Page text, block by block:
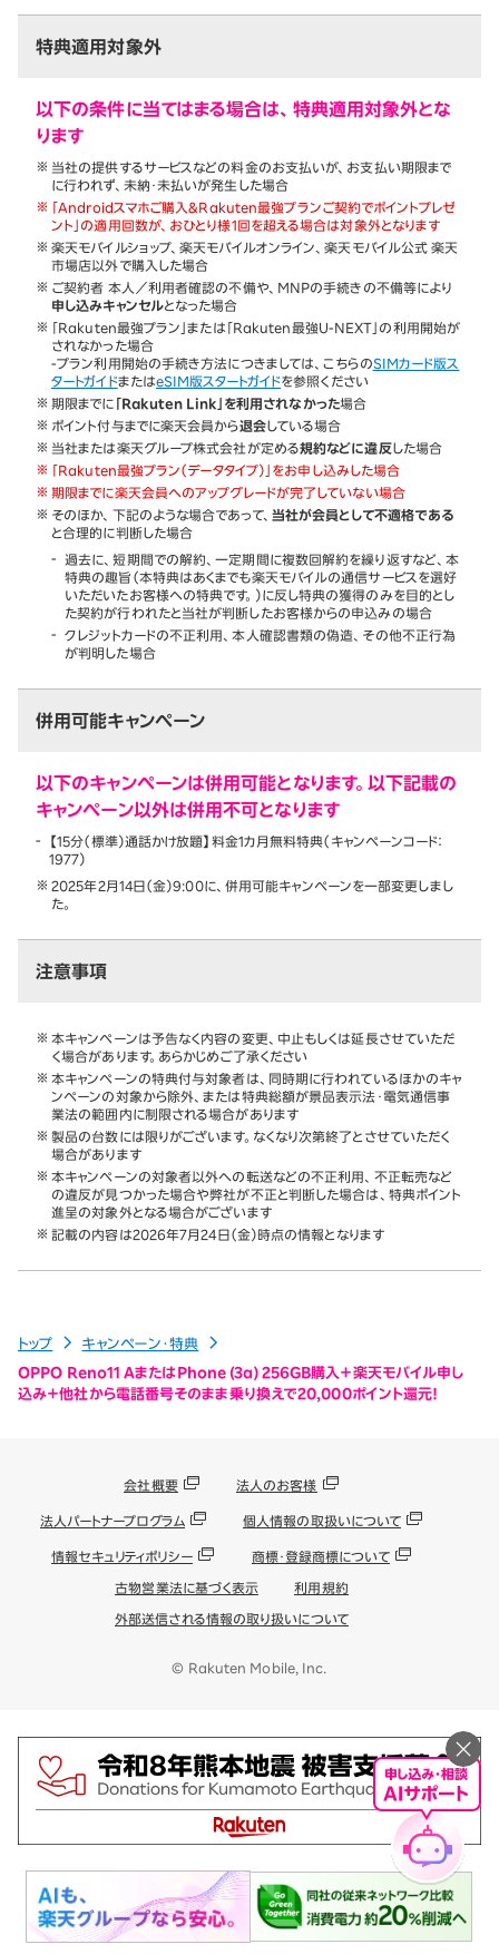
特典適用対象外
以下の条件に当てはまる場合は、特典適用対象外とな
ります
当社の提供するサービスなどの料金のお支払いが、お支払い期限まで
に行われず、未納・未払いが発生した場合
「Androidスマホご購入&Rakuten最強プランご契約でポイントプレゼ
ント」の適用回数が、おひとり様1回を超える場合は対象外となります
楽天モバイルショップ、楽天モバイルオンライン、楽天モバイル公式 楽天
市場店以外で購入した場合
ご契約者 本人／利用者確認の不備や、MNPの手続きの不備等により
申し込みキャンセルとなった場合
「Rakuten最強プラン」または「Rakuten最強U-NEXT」の利用開始が
されなかった場合
-プラン利用開始の手続き方法につきましては、こちらのSIMカード版ス
タートガイドまたはeSIM版スタートガイドを参照ください
期限までに 「Rakuten Link」を利用されなかった場合
ポイント付与までに楽天会員から退会している場合
当社または楽天グループ株式会社が定める規約などに違反した場合
「Rakuten最強プラン（データタイプ）」をお申し込みした場合
期限までに楽天会員へのアップグレードが完了していない場合
そのほか、下記のような場合であって、 当社が会員として不適格である
と合理的に判断した場合
過去に、短期間での解約、一定期間に複数回解約を繰り返すなど、本
特典の趣旨（本特典はあくまでも楽天モバイルの通信サービスを選好
いただいたお客様への特典です。）に反し特典の獲得のみを目的とし
た契約が行われたと当社が判断したお客様からの申込みの場合
クレジットカードの不正利用、本人確認書類の偽造、その他不正行為
が判明した場合
併用可能キャンペーン
以下のキャンペーンは併用可能となります。以下記載の
キャンペーン以外は併用不可となります
【15分（標準）通話かけ放題】料金1カ月無料特典（キャンペーンコード：
1977）
2025年2月14日（金）9:00に、併用可能キャンペーンを一部変更しまし
た。
注意事項
本キャンペーンは予告なく内容の変更、中止もしくは延長させていただ
く場合があります。あらかじめご了承ください
本キャンペーンの特典付与対象者は、同時期に行われているほかのキャ
ンペーンの対象から除外、または特典総額が景品表示法・電気通信事
業法の範囲内に制限される場合があります
製品の台数には限りがございます。なくなり次第終了とさせていただく
場合があります
本キャンペーンの対象者以外への転送などの不正利用、不正転売など
の違反が見つかった場合や弊社が不正と判断した場合は、特典ポイント
進呈の対象外となる場合がございます
記載の内容は2026年7月24日（金）時点の情報となります
トップ
キャンペーン・特典
OPPO Reno11 AまたはPhone (3a) 256GB購入＋楽天モバイル申し
込み＋他社から電話番号そのまま乗り換えで20,000ポイント還元！
会社概要 法人のお客様
法人パートナープログラム 個人情報の取扱いについて
情報セキュリティポリシー 商標・登録商標について
古物営業法に基づく表示 利用規約
外部送信される情報の取り扱いについて
© Rakuten Mobile, Inc.